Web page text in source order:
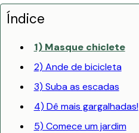
Índice
1) Masque chiclete
2) Ande de bicicleta
3) Suba as escadas
4) Dê mais gargalhadas!
5) Comece um jardim